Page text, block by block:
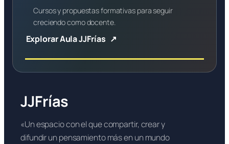
Cursos y propuestas formativas para seguir
creciendo como docente.
Explorar Aula JJFrías
JJFrías
«Un espacio con el que compartir, crear y
difundir un pensamiento más en un mundo